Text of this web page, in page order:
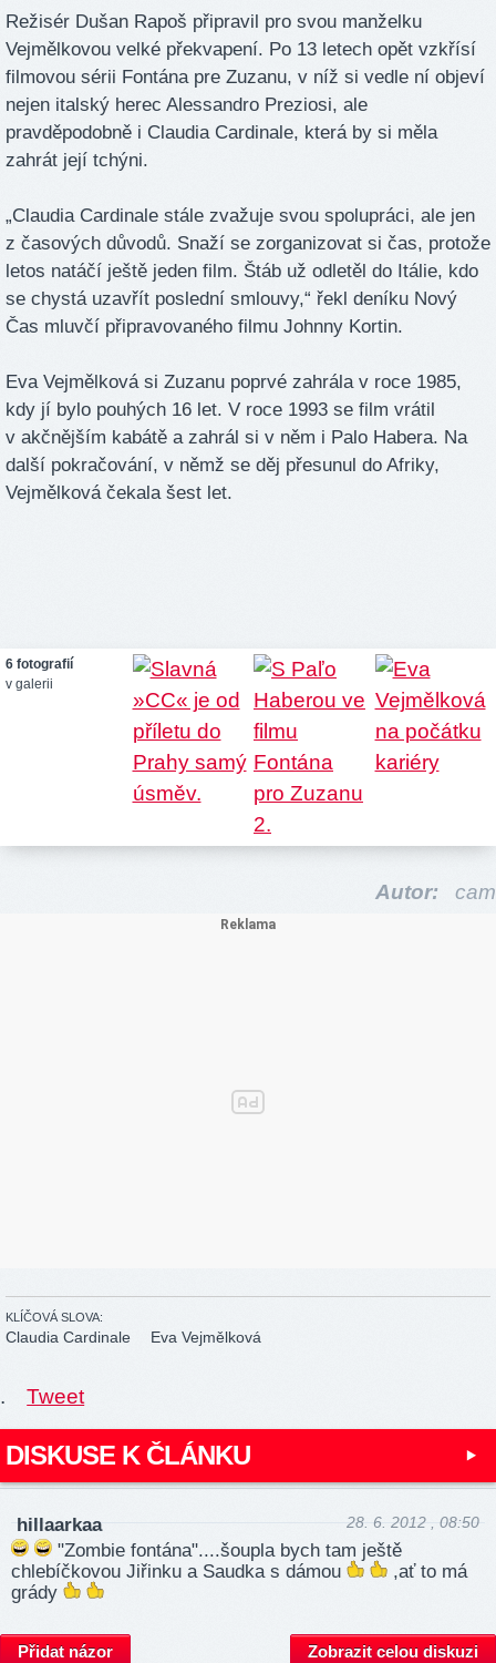
Režisér Dušan Rapoš připravil pro svou manželku
Vejmělkovou velké překvapení. Po 13 letech opět vzkřísí
filmovou sérii Fontána pre Zuzanu, v níž si vedle ní objeví
nejen italský herec Alessandro Preziosi, ale
pravděpodobně i Claudia Cardinale, která by si měla
zahrát její tchýni.
„Claudia Cardinale stále zvažuje svou spolupráci, ale jen
z časových důvodů. Snaží se zorganizovat si čas, protože
letos natáčí ještě jeden film. Štáb už odletěl do Itálie, kdo
se chystá uzavřít poslední smlouvy,“ řekl deníku Nový
Čas mluvčí připravovaného filmu Johnny Kortin.
Eva Vejmělková si Zuzanu poprvé zahrála v roce 1985,
kdy jí bylo pouhých 16 let. V roce 1993 se film vrátil
v akčnějším kabátě a zahrál si v něm i Palo Habera. Na
další pokračování, v němž se děj přesunul do Afriky,
Vejmělková čekala šest let.
6 fotografií
v galerii
Autor: cam
KLÍČOVÁ SLOVA:
Claudia Cardinale Eva Vejmělková
. Tweet
DISKUSE K ČLÁNKU
hillaarkaa 28. 6. 2012 , 08:50
"Zombie fontána"....šoupla bych tam ještě
chlebíčkovou Jiřinku a Saudka s dámou
,ať to má
grády
Přidat názor Zobrazit celou diskuzi